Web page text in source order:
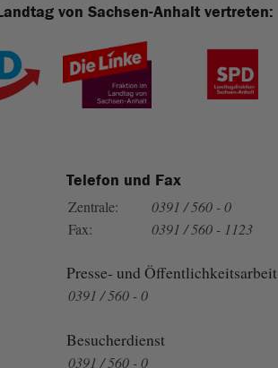
von Sachsen-Anhalt vertreten:
Telefon und Fax
Zentrale:
0391 / 560 - 0
Fax:
0391 / 560 - 1123
Presse- und Öffentlichkeitsarbeit
0391 / 560 - 0
Besucherdienst
0391 / 560 - 0